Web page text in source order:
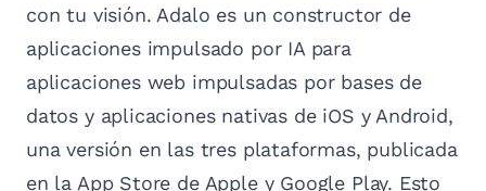
con tu visión. Adalo es un constructor de
aplicaciones impulsado por IA para
aplicaciones web impulsadas por bases de
datos y aplicaciones nativas de iOS y Android,
una versión en las tres plataformas, publicada
en la App Store de Apple y Google Play. Esto